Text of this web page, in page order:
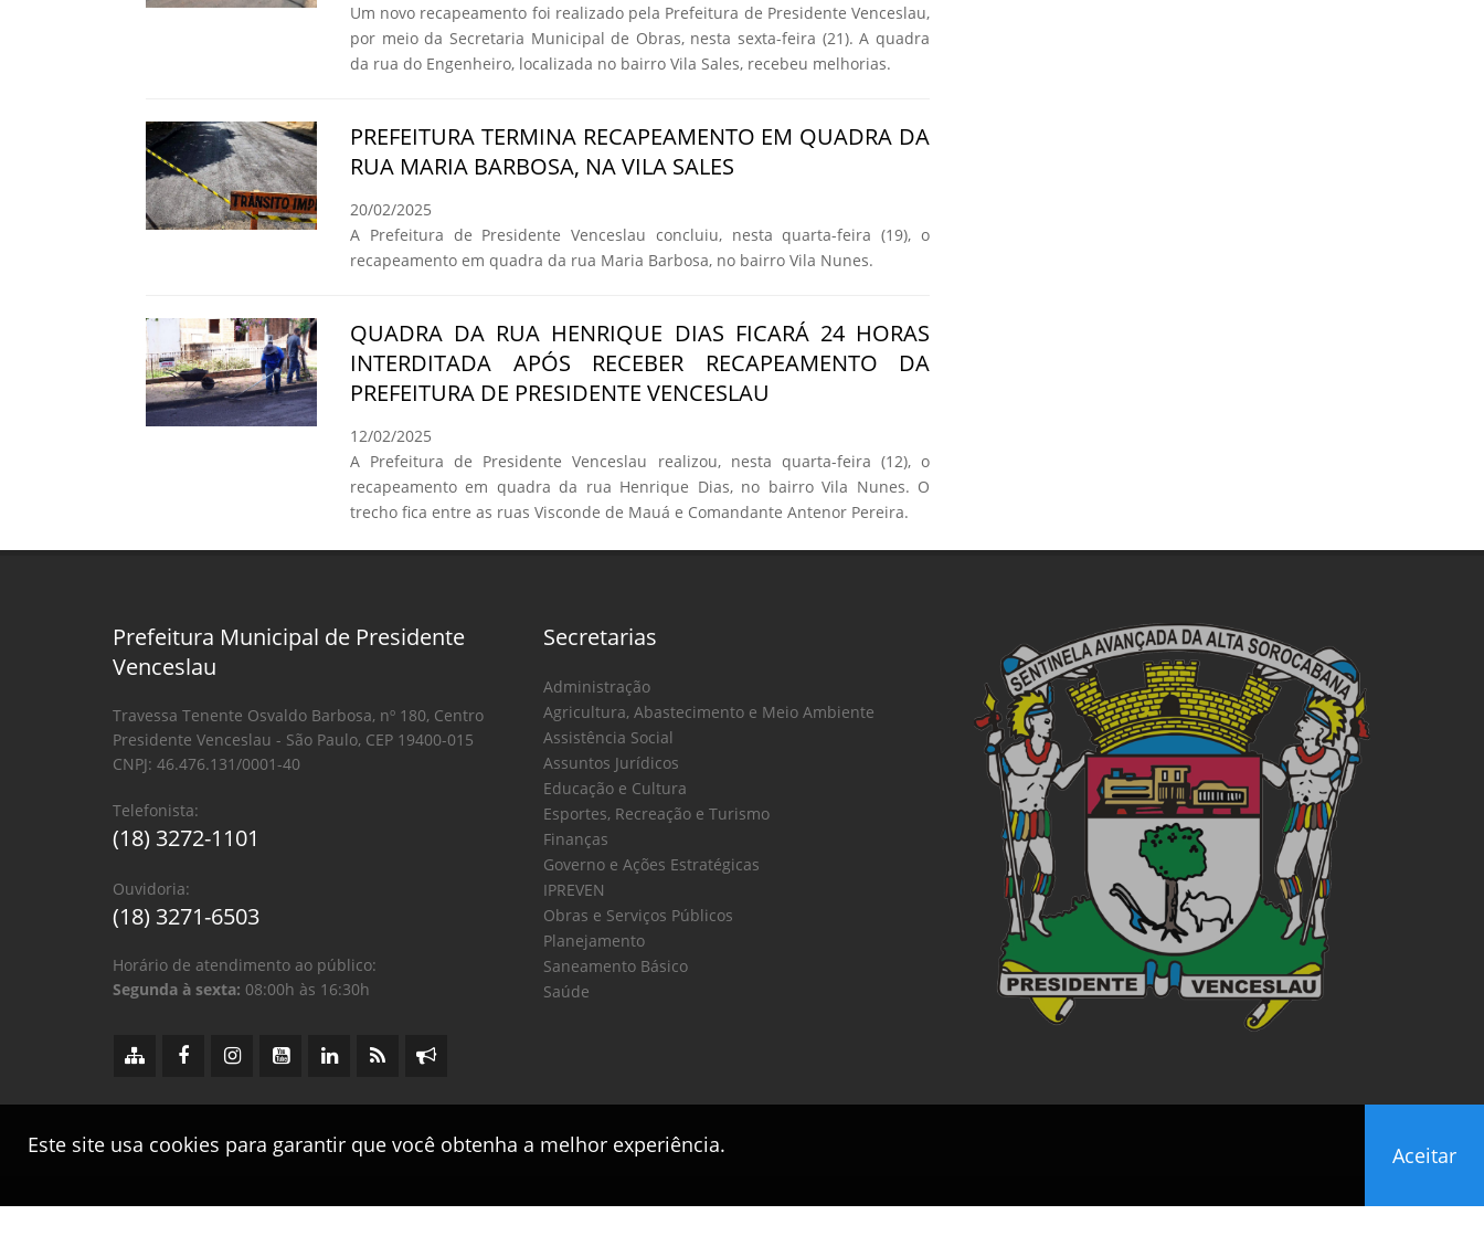
Um novo recapeamento foi realizado pela Prefeitura de Presidente Venceslau,
por meio da Secretaria Municipal de Obras, nesta sexta-feira (21). A quadra
da rua do Engenheiro, localizada no bairro Vila Sales, recebeu melhorias.
PREFEITURA TERMINA RECAPEAMENTO EM QUADRA DA
RUA MARIA BARBOSA, NA VILA SALES
20/02/2025
A Prefeitura de Presidente Venceslau concluiu, nesta quarta-feira (19), o
recapeamento em quadra da rua Maria Barbosa, no bairro Vila Nunes.
QUADRA DA RUA HENRIQUE DIAS FICARÁ 24 HORAS
INTERDITADA APÓS RECEBER RECAPEAMENTO DA
PREFEITURA DE PRESIDENTE VENCESLAU
12/02/2025
A Prefeitura de Presidente Venceslau realizou, nesta quarta-feira (12), o
recapeamento em quadra da rua Henrique Dias, no bairro Vila Nunes. O
trecho fica entre as ruas Visconde de Mauá e Comandante Antenor Pereira.
Este site usa cookies para garantir que você obtenha a melhor experiência. Aceitar
Prefeitura Municipal de Presidente
Venceslau
Travessa Tenente Osvaldo Barbosa, nº 180, Centro
Presidente Venceslau - São Paulo, CEP 19400-015
CNPJ: 46.476.131/0001-40
Telefonista:
(18) 3272-1101
Ouvidoria:
(18) 3271-6503
Horário de atendimento ao público:
Segunda à sexta: 08:00h às 16:30h
Secretarias
Administração
Agricultura, Abastecimento e Meio Ambiente
Assistência Social
Assuntos Jurídicos
Educação e Cultura
Esportes, Recreação e Turismo
Finanças
Governo e Ações Estratégicas
IPREVEN
Obras e Serviços Públicos
Planejamento
Saneamento Básico
Saúde